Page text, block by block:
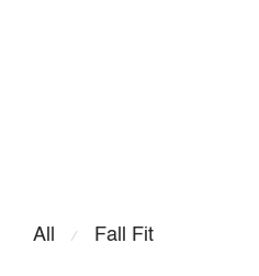
All ⁄ Fall Fit